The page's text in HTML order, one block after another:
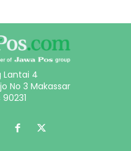
Lantai 4
No 3 Makassar